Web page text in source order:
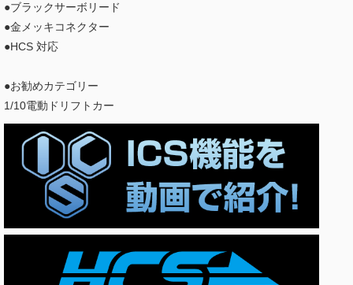
●ブラックサーボリード
●金メッキコネクター
●HCS 対応
●お勧めカテゴリー
1/10電動ドリフトカー